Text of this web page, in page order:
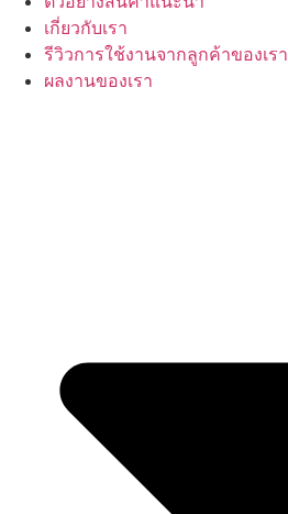
เกี่ยวกับเรา
รีวิวการใช้งานจากลูกค้าของเรา
ผลงานของเรา